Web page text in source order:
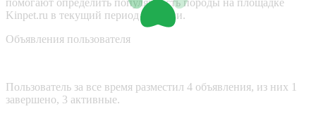
Kinpet.ru в текущий период времени.
Объявления пользователя
Пользователь за все время разместил 4 объявления, из них 1
завершено, 3 активные.